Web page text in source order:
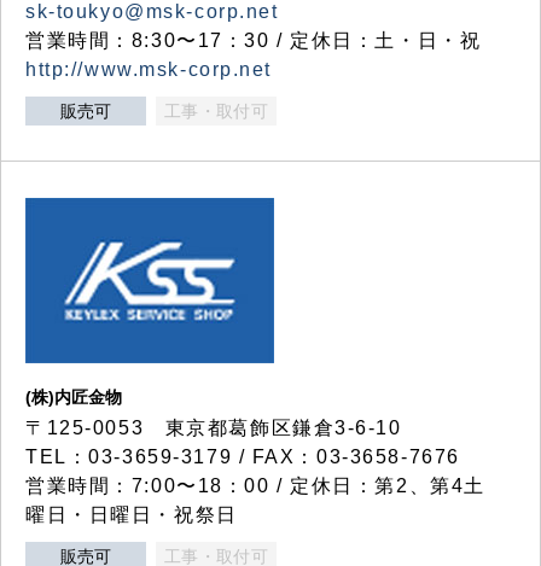
sk-toukyo@msk-corp.net
営業時間：8:30〜17：30 / 定休日：土・日・祝
http://www.msk-corp.net
販売可 工事・取付可
(株)内匠金物
〒125-0053 東京都葛飾区鎌倉3-6-10
TEL：03-3659-3179 / FAX：03-3658-7676
営業時間：7:00〜18：00 / 定休日：第2、第4土
曜日・日曜日・祝祭日
販売可 工事・取付可